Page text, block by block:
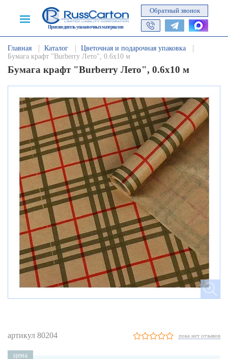
Производитель упаковочных материалов
Обратный звонок
Главная Каталог
Цветочная и подарочная упаковка
Бумага крафт "Burberry Лето", 0.6х10 м
Бумага крафт "Burberry Лето", 0.6х10 м
артикул 80204 пока нет отзывов
цена